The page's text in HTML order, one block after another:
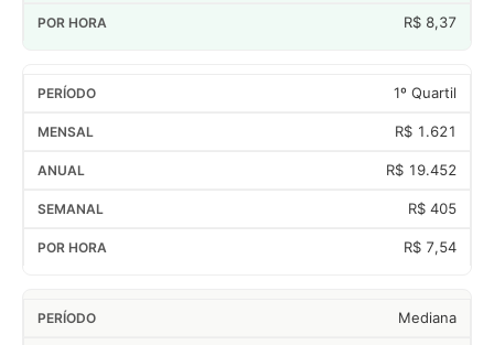
R$ 8,37
1º Quartil
R$ 1.621
R$ 19.452
R$ 405
R$ 7,54
Mediana